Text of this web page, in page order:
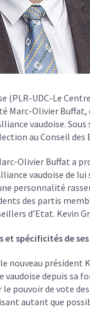
(PLR-UDC-Le
Marc-Olivier
vaudoise.
au Conseil des
Olivier Buffat a
vaudoise de
personnalité
des partis
d’Etat. Kevin
et spécificités de
nouveau président
vaudoise depuis sa
le pouvoir de vote
autant que